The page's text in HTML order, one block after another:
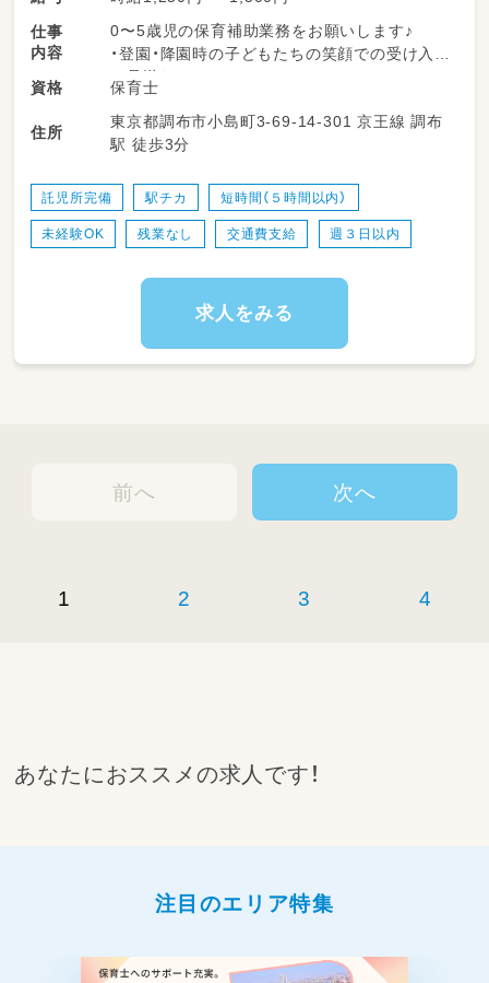
仕事
内容
0〜5歳児の保育補助業務をお願いします♪
・登園・降園時の子どもたちの笑顔での受け入れ
や見送り
・室内・園庭での遊びやお散歩時の安全な見守り
・トイレの付き添いや着替え、食事のお手伝いお
昼寝（コット）の準備や、優しく寝かしつけるサ
・お部屋の簡単なお掃除やおもちゃの消毒など
環境整備
・正職員の保育士さんの活動準備や片付けのサ
※書類作成や難しいピアノ伴奏などは基本あり
ませんので、子どもたちとじっくり関わること
資格 保育士
住所
東京都調布市小島町3-69-14-301 京王線 調布
駅 徒歩3分
託児所完備 駅チカ 短時間（５時間以内）
未経験OK 残業なし 交通費支給 週３日以内
求人をみる
前へ
1 2 3 4
次へ
あなたにおススメの求人です！
注目のエリア特集